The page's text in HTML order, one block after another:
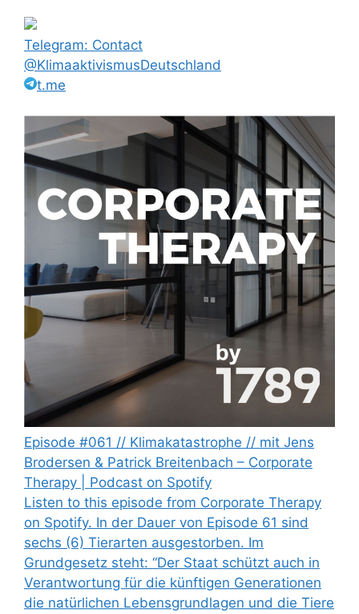
Telegram: Contact
@KlimaaktivismusDeutschland
t.me
Episode #061 // Klimakatastrophe // mit Jens
Brodersen & Patrick Breitenbach – Corporate
Therapy | Podcast on Spotify
Listen to this episode from Corporate Therapy
on Spotify. In der Dauer von Episode 61 sind
sechs (6) Tierarten ausgestorben. Im
Grundgesetz steht: “Der Staat schützt auch in
Verantwortung für die künftigen Generationen
die natürlichen Lebensgrundlagen und die Tiere